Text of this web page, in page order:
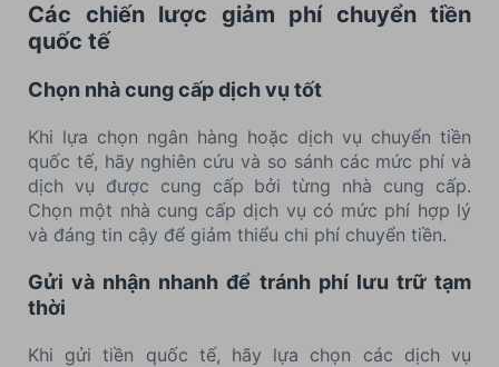
Các chiến lược giảm phí chuyển tiền
quốc tế
Chọn nhà cung cấp dịch vụ tốt
Khi lựa chọn ngân hàng hoặc dịch vụ chuyển tiền
quốc tế, hãy nghiên cứu và so sánh các mức phí và
dịch vụ được cung cấp bởi từng nhà cung cấp.
Chọn một nhà cung cấp dịch vụ có mức phí hợp lý
và đáng tin cậy để giảm thiểu chi phí chuyển tiền.
Gửi và nhận nhanh để tránh phí lưu trữ tạm
thời
Khi gửi tiền quốc tế, hãy lựa chọn các dịch vụ